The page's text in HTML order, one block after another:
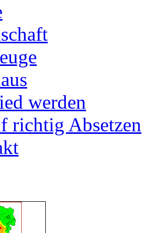
werden
richtig Absetzen